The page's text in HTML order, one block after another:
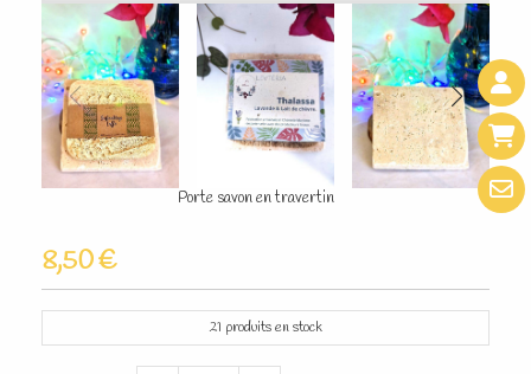
Porte savon en travertin
8,50€
21 produits en stock